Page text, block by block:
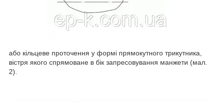
або кільцеве проточення у формі прямокутного трикутника,
вістря якого спрямоване в бік запресовування манжети (мал.
2).